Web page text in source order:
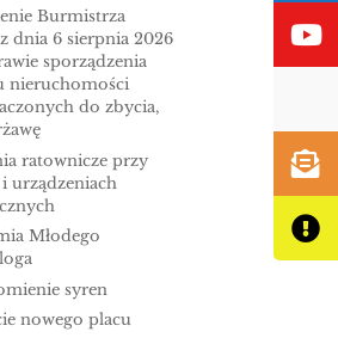
Burmistrza
dnia 6 sierpnia 2026
sporządzenia
nieruchomości
do zbycia,
ratownicze przy
urządzeniach
Młodego
syren
nowego placu